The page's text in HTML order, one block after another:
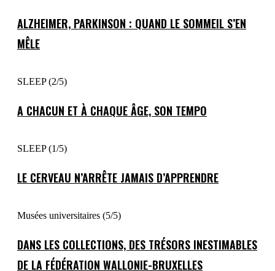
ALZHEIMER, PARKINSON : QUAND LE SOMMEIL S’EN
MÊLE
SLEEP (2/5)
A CHACUN ET À CHAQUE ÂGE, SON TEMPO
SLEEP (1/5)
LE CERVEAU N’ARRÊTE JAMAIS D’APPRENDRE
Musées universitaires (5/5)
DANS LES COLLECTIONS, DES TRÉSORS INESTIMABLES
DE LA FÉDÉRATION WALLONIE-BRUXELLES